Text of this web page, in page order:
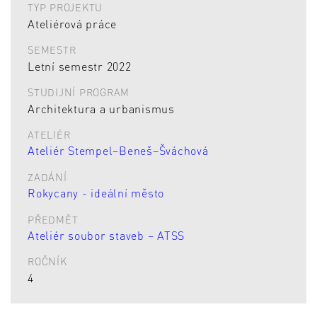
TYP PROJEKTU
Ateliérová práce
SEMESTR
Letní semestr 2022
STUDIJNÍ PROGRAM
Architektura a urbanismus
ATELIÉR
Ateliér Stempel–Beneš–Šváchová
ZADÁNÍ
Rokycany - ideální město
PŘEDMĚT
Ateliér soubor staveb – ATSS
ROČNÍK
4